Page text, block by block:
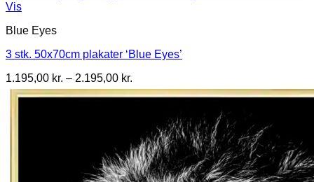
Vis
Blue Eyes
3 stk. 50x70cm plakater ‘Blue Eyes’
1.195,00 kr. – 2.195,00 kr.
1.195,00 kr.